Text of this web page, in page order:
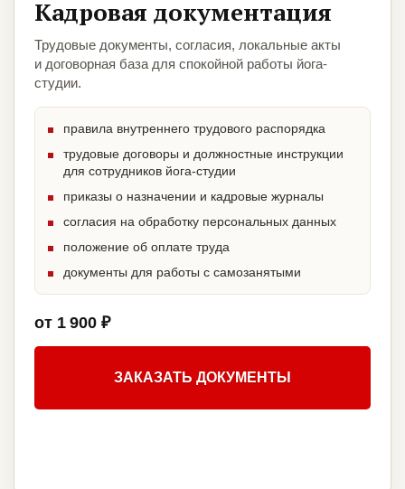
Кадровая документация
Трудовые документы, согласия, локальные акты
и договорная база для спокойной работы йога-
студии.
правила внутреннего трудового распорядка
трудовые договоры и должностные инструкции
для сотрудников йога-студии
приказы о назначении и кадровые журналы
согласия на обработку персональных данных
положение об оплате труда
документы для работы с самозанятыми
от 1 900 ₽
ЗАКАЗАТЬ ДОКУМЕНТЫ